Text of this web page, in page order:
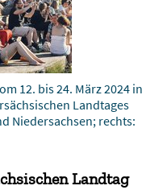
12. bis 24. März 2024 in
Landtages
Niedersachsen; rechts:
Landtag